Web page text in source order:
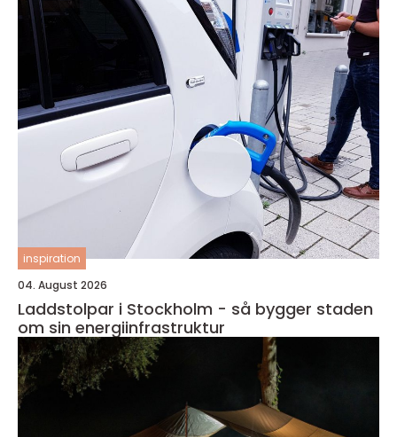
inspiration
04. August 2026
Laddstolpar i Stockholm - så bygger staden
om sin energiinfrastruktur